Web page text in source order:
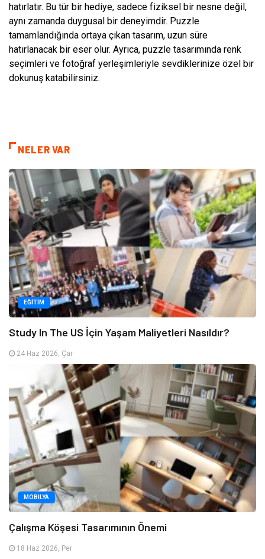
hatırlatır. Bu tür bir hediye, sadece fiziksel bir nesne değil,
aynı zamanda duygusal bir deneyimdir. Puzzle
tamamlandığında ortaya çıkan tasarım, uzun süre
hatırlanacak bir eser olur. Ayrıca, puzzle tasarımında renk
seçimleri ve fotoğraf yerleşimleriyle sevdiklerinize özel bir
dokunuş katabilirsiniz.
NELER VAR
EĞITIM
Study In The US İçin Yaşam Maliyetleri Nasıldır?
24 Haz 2026, Çar
MOBILYA
Çalışma Köşesi Tasarımının Önemi
18 Haz 2026, Per